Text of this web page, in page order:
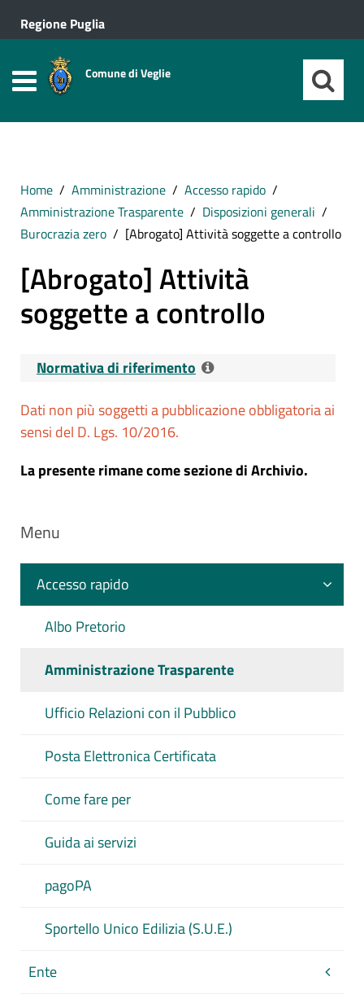
Regione Puglia
Comune di Veglie
Home Amministrazione
Accesso rapido
Amministrazione Trasparente
Disposizioni generali
Burocrazia zero
[Abrogato] Attività soggette a controllo
[Abrogato] Attività
soggette a controllo
Normativa di riferimento
Riferimenti normativi:D.L. 21 giugno
2013, n. 69 - Art. 37, c. 3-bis - Zone a
Dati non più soggetti a pubblicazione obbligatoria ai
sensi del D. Lgs. 10/2016.
La presente rimane come sezione di Archivio.
Menu
Accesso rapido
Albo Pretorio
Amministrazione Trasparente
Ufficio Relazioni con il Pubblico
Posta Elettronica Certificata
Come fare per
Guida ai servizi
pagoPA
Sportello Unico Edilizia (S.U.E.)
Ente